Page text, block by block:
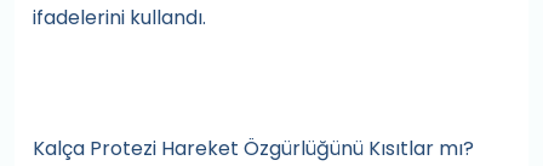
ifadelerini kullandı.
Kalça Protezi Hareket Özgürlüğünü Kısıtlar mı?